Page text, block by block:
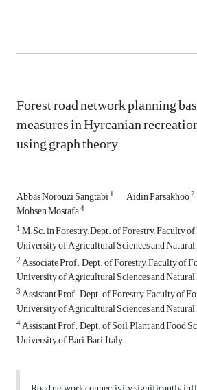
Forest road network planning
measures in Hyrcanian
using graph theory
Abbas Norouzi Sangtabi1 Aidin Parsakhoo2
Mohsen Mostafa4
1M.Sc. in Forestry, Dept. of Forestry, Faculty
University of Agricultural Sciences and Natural
2Associate Prof., Dept. of Forestry, Faculty of
University of Agricultural Sciences and Natural
3Assistant Prof., Dept. of Forestry, Faculty of
University of Agricultural Sciences and Natural
4Assistant Prof., Dept. of Soil, Plant and Food
University of Bari, Bari, Italy.